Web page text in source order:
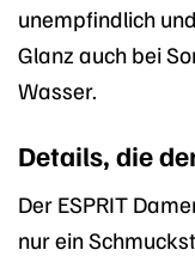
unempfindlich
Glanz auch bei
Wasser.
Details, die
Der ESPRIT
nur ein